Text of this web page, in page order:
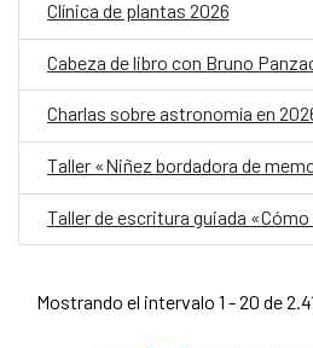
Clínica de plantas 2026
Cabeza de libro con Bruno
Charlas sobre astronomía en
Taller «Niñez bordadora de
Mostrando el intervalo 1 - 20 de